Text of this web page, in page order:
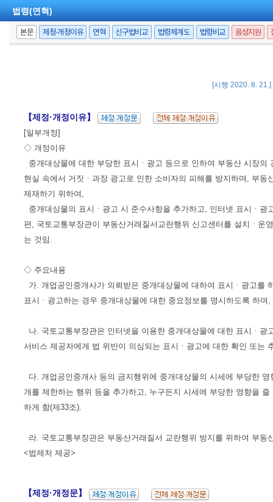
법령(연혁)
본문 제정·개정이유 연혁 신구법비교 법령체계도 법령비교 음성지원
[시행 2020. 8.
【제정·개정이유】
[일부개정]
◇ 개정이유
중개대상물에 대한 부당한 표시ㆍ광고 등으로 인하여 부동산 시장
현실 속에서 거짓ㆍ과장 광고로 인한 소비자의 피해를 방지하며, 부
제재하기 위하여,
중개대상물의 표시ㆍ광고 시 준수사항을 추가하고, 인터넷 표시ㆍ
편, 국토교통부장관이 부동산거래질서교란행위 신고센터를 설치ㆍ
는 것임.
◇ 주요내용
가. 개업공인중개사가 의뢰받은 중개대상물에 대하여 표시ㆍ광고를
표시ㆍ광고하는 경우 중개대상물에 대한 중요정보를 명시하도록 하
나. 국토교통부장관은 인터넷을 이용한 중개대상물에 대한 표시ㆍ
서비스 제공자에게 법 위반이 의심되는 표시ㆍ광고에 대한 확인 또는
다. 개업공인중개사 등의 금지행위에 중개대상물의 시세에 부당한
개를 제한하는 행위 등을 추가하고, 누구든지 시세에 부당한 영향을
하게 함(제33조).
라. 국토교통부장관은 부동산거래질서 교란행위 방지를 위하여 부
<법제처 제공>
【제정·개정문】